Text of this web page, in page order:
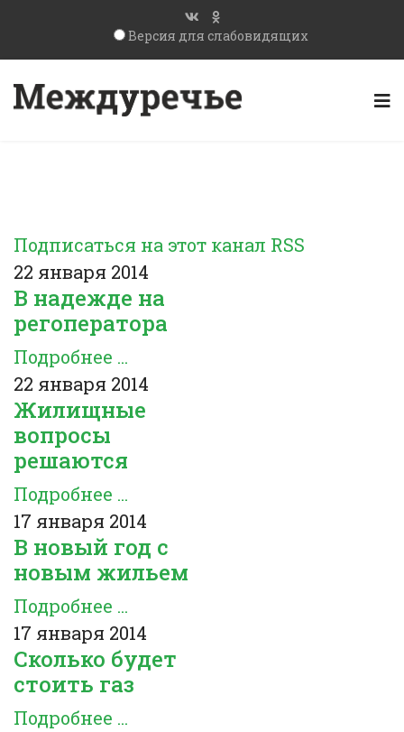
Версия для слабовидящих
Подписаться на этот канал RSS
22 января 2014
В надежде на
регоператора
Подробнее ...
22 января 2014
Жилищные
вопросы
решаются
Подробнее ...
17 января 2014
В новый год с
новым жильем
Подробнее ...
17 января 2014
Сколько будет
стоить газ
Подробнее ...